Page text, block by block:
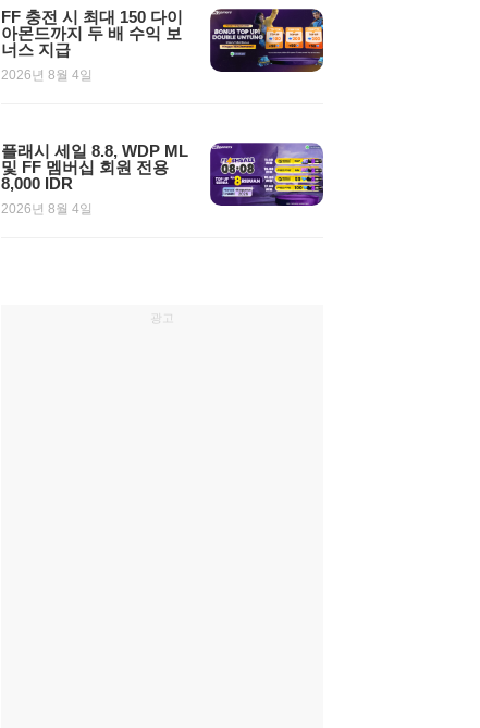
FF 충전 시 최대 150 다이
아몬드까지 두 배 수익 보
너스 지급
2026년 8월 4일
플래시 세일 8.8, WDP ML
및 FF 멤버십 회원 전용
8,000 IDR
2026년 8월 4일
광고